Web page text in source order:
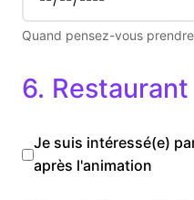
Quand pensez-vous
6. Restaurant
Je suis intéressé(e)
après l'animation